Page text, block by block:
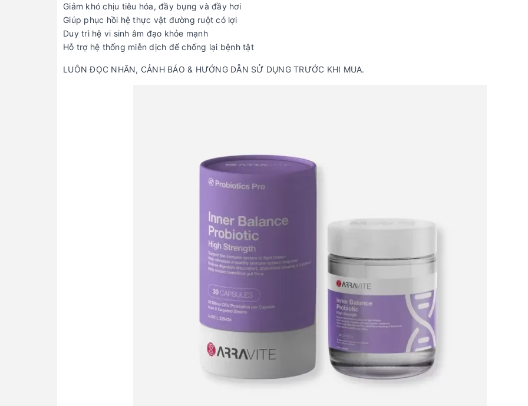
Giảm khó chịu tiêu hóa, đầy bụng và đầy hơi
Giúp phục hồi hệ thực vật đường ruột có lợi
Duy trì hệ vi sinh âm đạo khỏe mạnh
Hỗ trợ hệ thống miễn dịch để chống lại bệnh tật
LUÔN ĐỌC NHÃN, CẢNH BÁO & HƯỚNG DẪN SỬ DỤNG TRƯỚC KHI MUA.